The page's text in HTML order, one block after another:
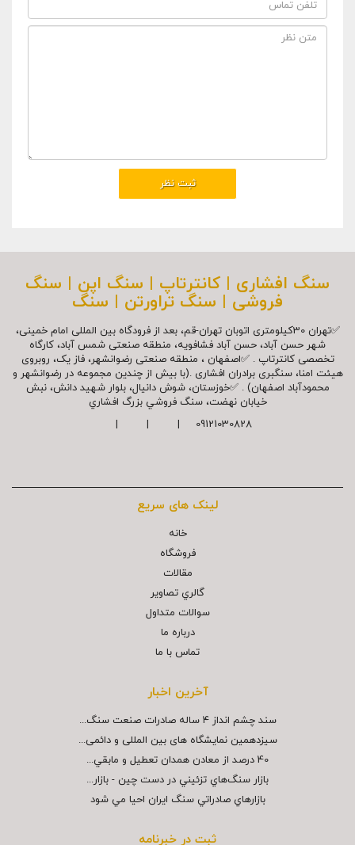
سنگ افشاری | کانترتاپ | سنگ اپن | سنگ
فروشی | سنگ تراورتن | سنگ
✅تهران 30کیلومتری اتوبان تهران-قم، بعد از فرودگاه بین المللی امام خمینی،
شهر حسن آباد، حسن آباد فشافویه، منطقه صنعتی شمس آباد، کارگاه
تخصصی کانترتاپ . ✅اصفهان ، منطقه صنعتی رضوانشهر، فاز یک، روبروی
هیئت امنا، سنگبری برادران افشاری .(با بیش از چندین مجموعه در رضوانشهر و
محمودآباد اصفهان) . ✅خوزستان، شوش دانیال، بلوار شهيد دانش، نبش
خیابان نهضت، سنگ فروشي بزرگ افشاري
09121030828 | | |
لینک های سریع
خانه
فروشگاه
مقالات
گالري تصاوير
سوالات متداول
درباره ما
تماس با ما
آخرین اخبار
سند چشم انداز ۴ ساله صادرات صنعت سنگ...
سیزدهمین نمایشگاه های بین المللی و دائمی...
40 درصد از معادن همدان تعطيل و مابقي...
بازار سنگ‌هاي تزئيني در دست چين - بازار...
بازارهاي صادراتي سنگ ايران احيا مي شود
ثبت در خبرنامه